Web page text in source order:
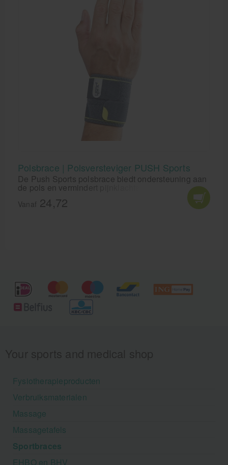
Polsbrace | Polsversteviger PUSH Sports
De Push Sports polsbrace biedt ondersteuning aan
de pols en vermindert pijnklachten in het
polsgewricht. De Polsversteviger van PUSH Sports
geeft tevens compressie.
Vanaf 24,72
Fysiotherapieproducten
Verbruiksmaterialen
Massage
Massagetafels
Sportbraces
EHBO en BHV